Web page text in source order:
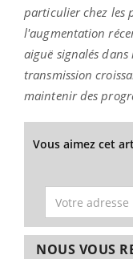
particulier chez les
l'augmentation
aiguë signalés
transmission
maintenir des
Vous aimez cet
NOUS VOUS